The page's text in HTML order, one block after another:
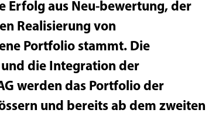
Erfolg aus Neu-bewertung, der
Realisierung von
Portfolio stammt. Die
die Integration der
werden das Portfolio der
und bereits ab dem zweiten